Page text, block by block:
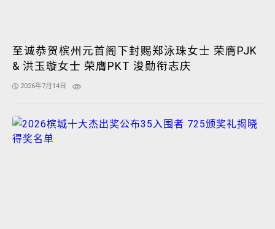
至诚恭贺槟州元首阁下封赐郑泳珠女士 荣膺PJK
& 洪玉璇女士 荣膺PKT 浚勋衔志庆
2026年7月14日